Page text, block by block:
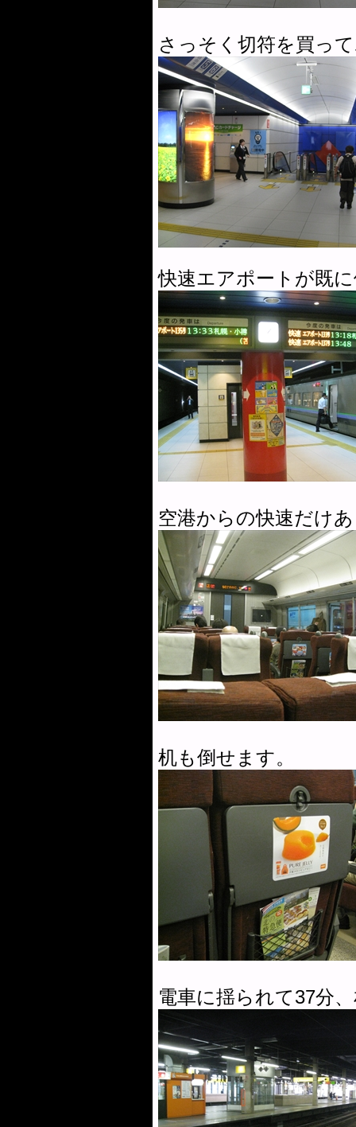
さっそく切符を買っ
快速エアポートが既
空港からの快速だけ
机も倒せます。
電車に揺られて37分